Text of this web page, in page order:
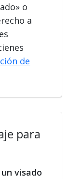
o
a
de
para
visado